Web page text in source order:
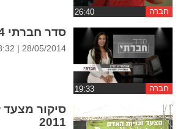
חברה
חברה
סדר חברתי 28/5/2014
28/05/2014 | 18:32
סיקור מצעד
2011